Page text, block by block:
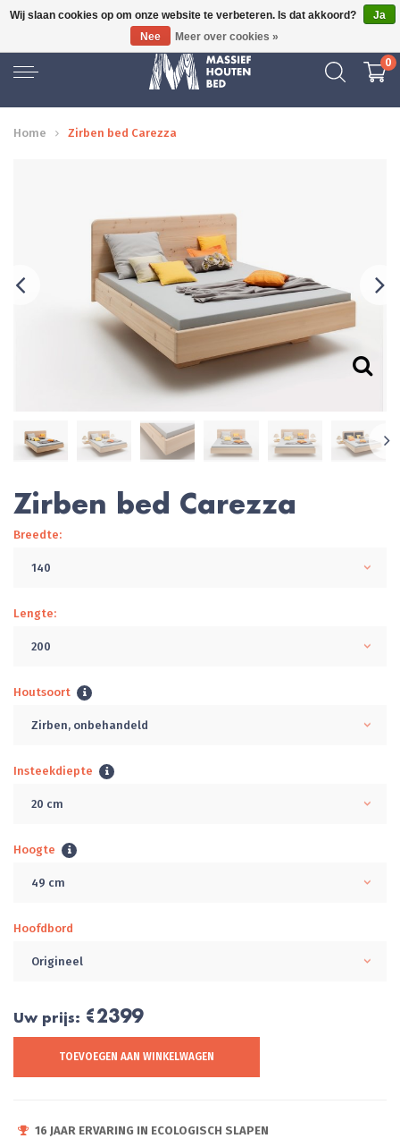
GRATIS BEZORGD
0
Home Zirben bed Carezza
Zirben bed Carezza
Breedte:
140
Lengte:
200
Houtsoort
Zirben, onbehandeld
Insteekdiepte
20 cm
Hoogte
49 cm
Hoofdbord
Origineel
Uw prijs: €2399
TOEVOEGEN AAN WINKELWAGEN
16 JAAR ERVARING IN ECOLOGISCH SLAPEN
Wij slaan cookies op om onze website te verbeteren. Is dat akkoord?
Ja
Nee
Meer over cookies »